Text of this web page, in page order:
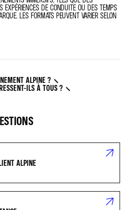
EXPÉRIENCES DE CONDUITE OU DES TEMPS
LES FORMATS PEUVENT VARIER SELON
ALPINE ?
ILS À TOUS ?
ALPINE